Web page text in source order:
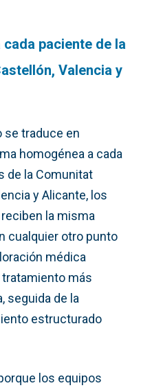
paciente de la
Valencia y
se traduce en
homogénea a cada
de la Comunitat
y Alicante, los
reciben la misma
cualquier otro punto
médica
más
seguida de la
estructurado
los equipos